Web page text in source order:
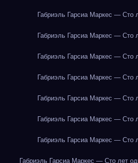
Габриэль Гарсиа Маркес — Сто
Габриэль Гарсиа Маркес — Сто
Габриэль Гарсиа Маркес — Сто
Габриэль Гарсиа Маркес — Сто
Габриэль Гарсиа Маркес — Сто
Габриэль Гарсиа Маркес — Сто
Габриэль Гарсиа Маркес — Сто
Габриэль Гарсиа Маркес — Сто лет